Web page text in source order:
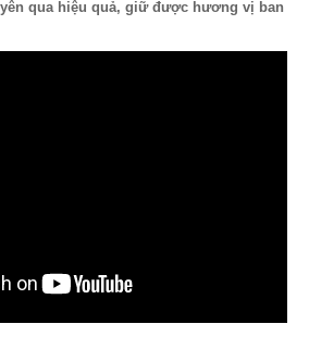
qua hiệu quả, giữ được hương vị ban